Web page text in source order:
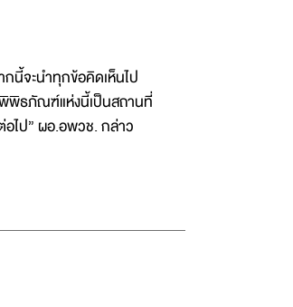
นี้จะนำทุกข้อคิดเห็นไป
พิธภัณฑ์แห่งนี้เป็นสถานที่
อไป” ผอ.อพวช. กล่าว